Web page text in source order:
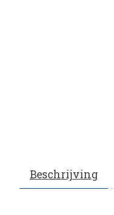
Beschrijving